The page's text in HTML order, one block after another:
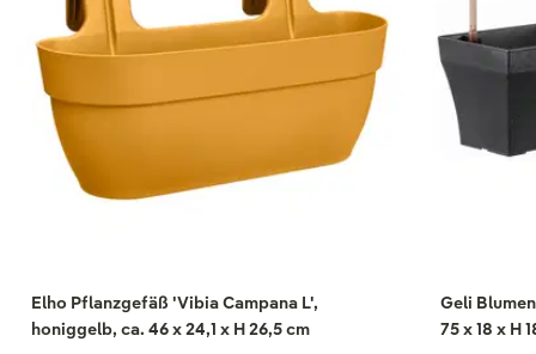
Elho Pflanzgefäß 'Vibia Campana L',
honiggelb, ca. 46 x 24,1 x H 26,5 cm
Geli
75 x 18 x H